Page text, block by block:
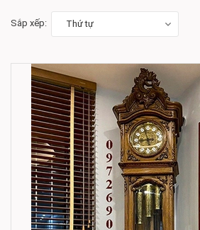
Sắp xếp: Thứ tự